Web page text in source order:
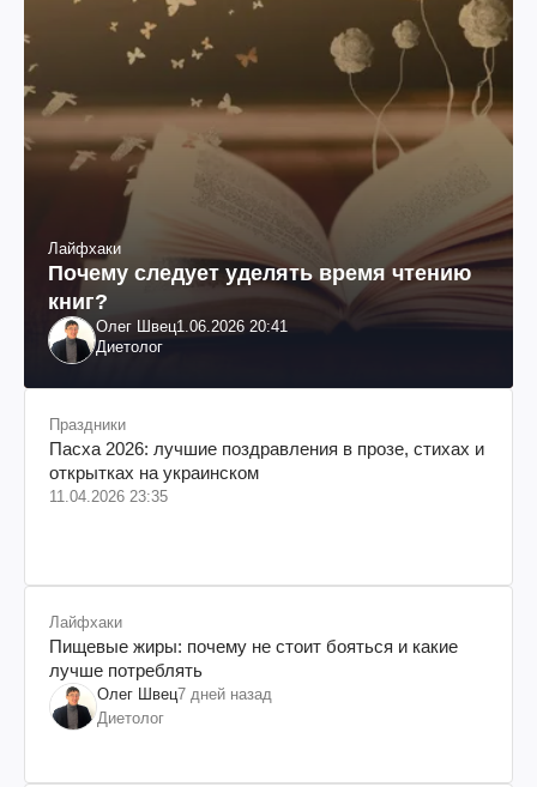
Лайфхаки
Почему следует уделять время чтению
книг?
Олег Швец1.06.2026 20:41
Диетолог
Праздники
Пасха 2026: лучшие поздравления в прозе, стихах и
открытках на украинском
11.04.2026 23:35
Лайфхаки
Пищевые жиры: почему не стоит бояться и какие
лучше потреблять
Олег Швец7 дней назад
Диетолог